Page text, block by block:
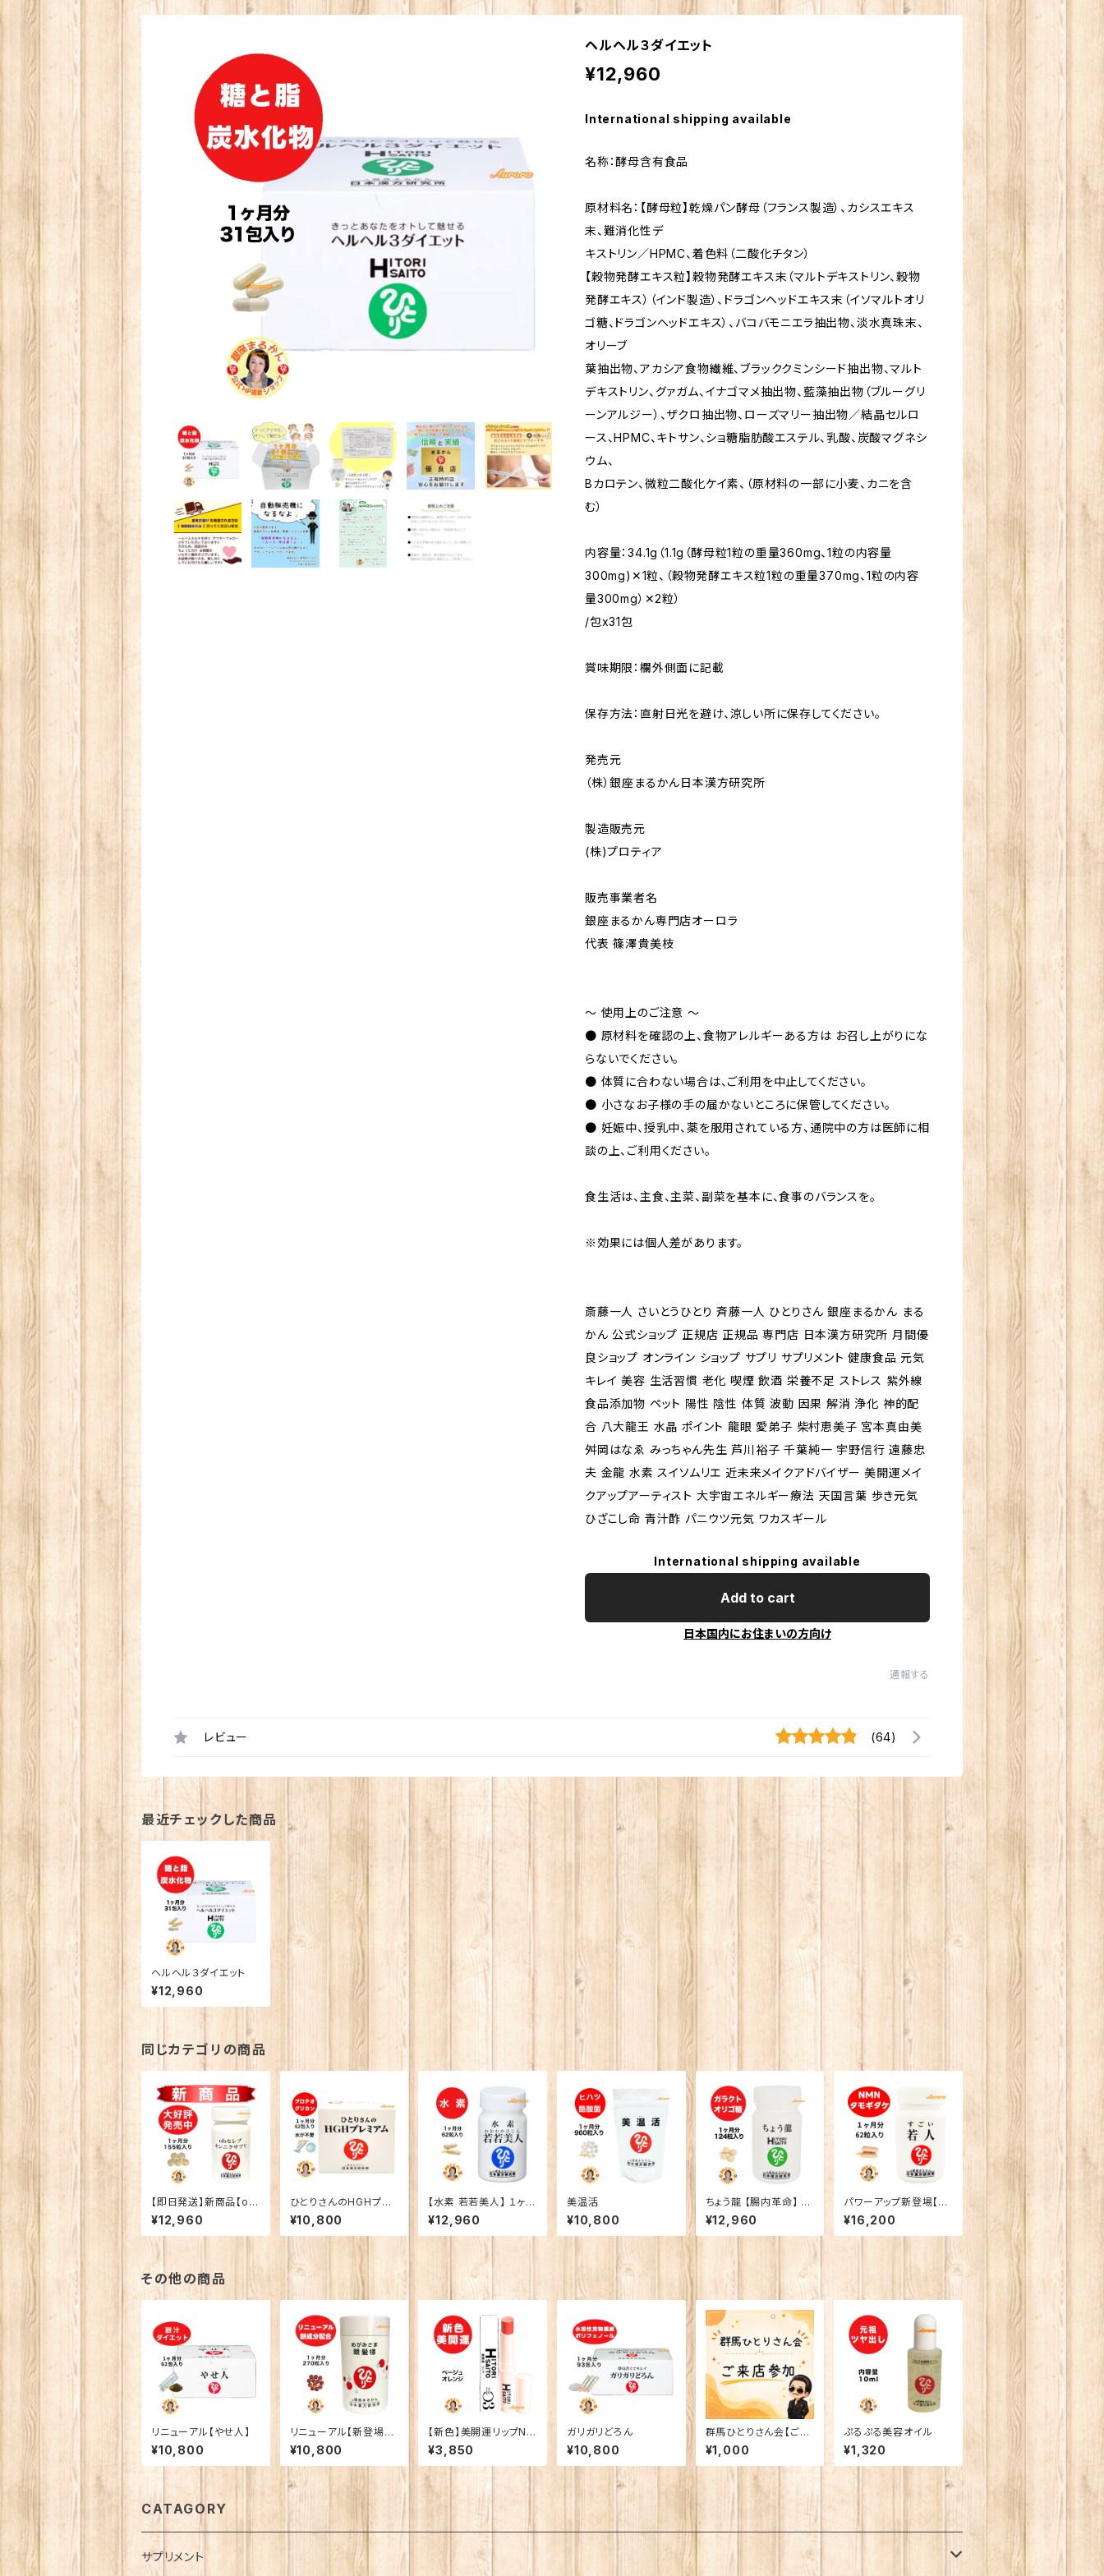
ヘルヘル３ダイエット
¥12,960
International shipping available
名称：酵母含有食品
原材料名：【酵母粒】乾燥パン酵母（フランス製造）、カシスエキス
末、難消化性デ
キストリン／HPMC、着色料（二酸化チタン）
【穀物発酵エキス粒】穀物発酵エキス末（マルトデキストリン、穀物
発酵エキス）（インド製造）、ドラゴンヘッドエキス末（イソマルトオリ
ゴ糖、ドラゴンヘッドエキス）、バコバモニエラ抽出物、淡水真珠末、
オリーブ
葉抽出物、アカシア食物繊維、ブラッククミンシード抽出物、マルト
デキストリン、グァガム、イナゴマメ抽出物、藍藻抽出物（ブルーグリ
ーンアルジー）、ザクロ抽出物、ローズマリー抽出物／結晶セルロ
ース、HPMC、キトサン、ショ糖脂肪酸エステル、乳酸、炭酸マグネシ
ウム、
Bカロテン、微粒二酸化ケイ素、（原材料の一部に小麦、カニを含
む）
内容量：34.1g（1.1g（酵母粒1粒の重量360mg、1粒の内容量
300mg)✕1粒、（穀物発酵エキス粒1粒の重量370mg、1粒の内容
量300mg）✕2粒）
/包x31包
賞味期限：欄外側面に記載
保存方法：直射日光を避け、涼しい所に保存してください。
発売元
（株）銀座まるかん日本漢方研究所
製造販売元
(株)プロティア
販売事業者名
銀座まるかん専門店オーロラ
代表 篠澤貴美枝
～ 使用上のご注意 ～
● 原材料を確認の上、食物アレルギーある方は お召し上がりにな
らないでください。
● 体質に合わない場合は、ご利用を中止してください。
● 小さなお子様の手の届かないところに保管してください。
● 妊娠中、授乳中、薬を服用されている方、通院中の方は医師に相
談の上、ご利用ください。
食生活は、主食、主菜、副菜を基本に、食事のバランスを。
※効果には個人差があります。
斎藤一人 さいとうひとり 斉藤一人 ひとりさん 銀座まるかん まる
かん 公式ショップ 正規店 正規品 専門店 日本漢方研究所 月間優
良ショップ オンライン ショップ サプリ サプリメント 健康食品 元気
キレイ 美容 生活習慣 老化 喫煙 飲酒 栄養不足 ストレス 紫外線
食品添加物 ペット 陽性 陰性 体質 波動 因果 解消 浄化 神的配
合 八大龍王 水晶 ポイント 龍眼 愛弟子 柴村恵美子 宮本真由美
舛岡はなゑ みっちゃん先生 芦川裕子 千葉純一 宇野信行 遠藤忠
夫 金龍 水素 スイソムリエ 近未来メイクアドバイザー 美開運メイ
クアップアーティスト 大宇宙エネルギー療法 天国言葉 歩き元気
ひざこし命 青汁酢 パニウツ元気 ワカスギール
International shipping available
Add to cart
日本国内にお住まいの方向け
通報する
レビュー (64)
最近チェックした商品
ヘルヘル３ダイエット
¥12,960
同じカテゴリの商品
【即日発送】新商品【oh
セレブ キンニクサプリ】
5粒/日 １ヶ月分
¥12,960
ひとりさんのHGHプレ
ミアム
¥10,800
【水素 若若美人】 １ヶ月
分 62粒入り 2粒/日 新
商品 水素カプセル すい
そ わかわかびじん 悪玉
¥12,960
美温活
¥10,800
ちょう龍 【腸内革命】 腸
活 オリゴ乳酸
¥12,960
パワーアップ新登場【す
ごい若人】
¥16,200
その他の商品
リニューアル【やせ人】
¥10,800
リニューアル【新登場】
眼髪様
¥10,800
【新色】美開運リップNo
3
¥3,850
ガリガリどろん
¥10,800
群馬ひとりさん会【ご来
店 参加】
¥1,000
ぷるぷる美容オイル
¥1,320
CATAGORY
サプリメント